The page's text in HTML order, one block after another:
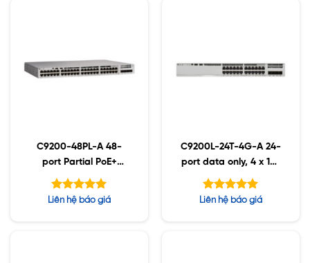
C9200-48PL-A 48-
port Partial PoE+
Network Advantage
Được xếp
Liên hệ báo giá
C9200L-24T-4G-A 24-
port data only, 4 x 1G,
Network Advantage
Được xếp
Liên hệ báo giá